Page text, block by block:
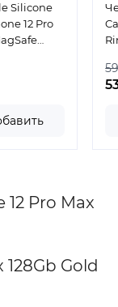
Silicone
12 Pro
Pro Max
Gold